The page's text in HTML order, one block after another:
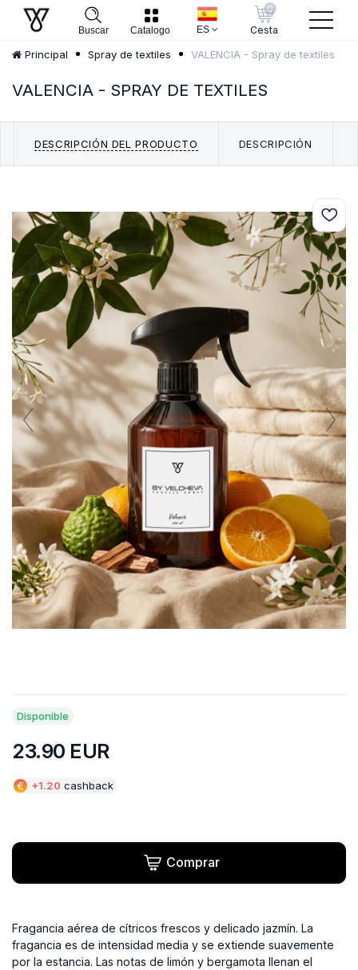
Buscar Catalogo ES
0
Cesta
Principal Spray de textiles VALENCIA - Spray de textiles
VALENCIA - SPRAY DE TEXTILES
DESCRIPCIÓN DEL PRODUCTO DESCRIPCIÓN
Disponible
23.90 EUR
€ +1.20 cashback
Comprar
Fragancia aérea de cítricos frescos y delicado jazmín. La
fragancia es de intensidad media y se extiende suavemente
por la estancia. Las notas de limón y bergamota llenan el